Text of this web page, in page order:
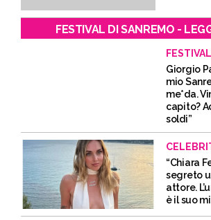
FESTIVAL DI SANREMO -
Giorgio
mio
me*da.
capito?
soldi”
“Chiara
segreto
attore.
è il suo